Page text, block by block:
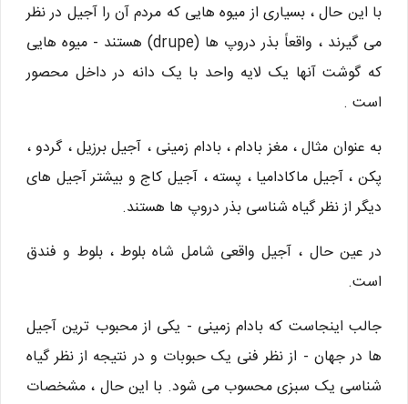
با این حال ، بسیاری از میوه هایی که مردم آن را آجیل در نظر
می گیرند ، واقعاً بذر دروپ ها (drupe) هستند - میوه هایی
که گوشت آنها یک لایه واحد با یک دانه در داخل محصور
است .
به عنوان مثال ، مغز بادام ، بادام زمینی ، آجیل برزیل ، گردو ،
پکن ، آجیل ماکادامیا ، پسته ، آجیل کاج و بیشتر آجیل های
دیگر از نظر گیاه شناسی بذر دروپ ها هستند.
در عین حال ، آجیل واقعی شامل شاه بلوط ، بلوط و فندق
است.
جالب اینجاست که بادام زمینی - یکی از محبوب ترین آجیل
ها در جهان - از نظر فنی یک حبوبات و در نتیجه از نظر گیاه
شناسی یک سبزی محسوب می شود. با این حال ، مشخصات